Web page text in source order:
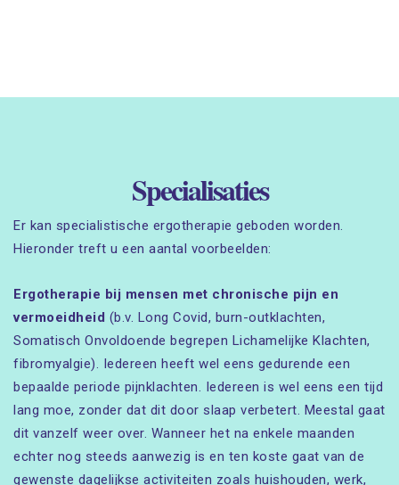
Specialisaties
Er kan specialistische ergotherapie geboden worden.
Hieronder treft u een aantal voorbeelden:
Ergotherapie bij mensen met chronische pijn en
vermoeidheid (b.v. Long Covid, burn-outklachten,
Somatisch Onvoldoende begrepen Lichamelijke Klachten,
fibromyalgie). Iedereen heeft wel eens gedurende een
bepaalde periode pijnklachten. Iedereen is wel eens een tijd
lang moe, zonder dat dit door slaap verbetert. Meestal gaat
dit vanzelf weer over. Wanneer het na enkele maanden
echter nog steeds aanwezig is en ten koste gaat van de
gewenste dagelijkse activiteiten zoals huishouden, werk,